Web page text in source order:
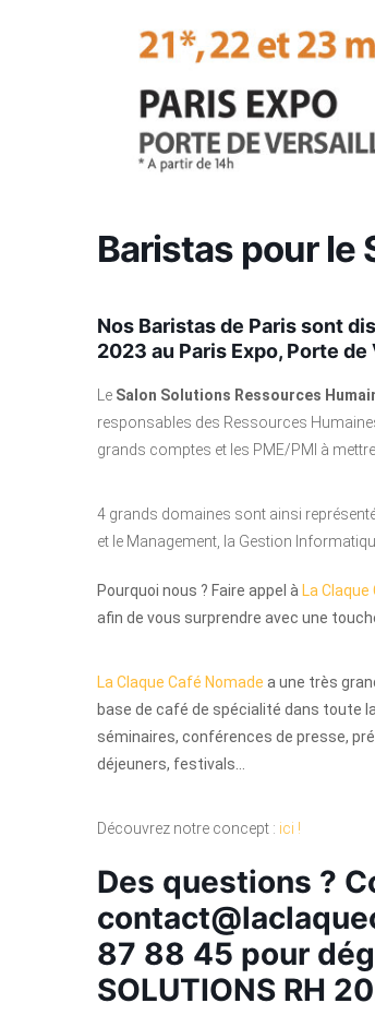
Baristas pour le
Nos Baristas de Paris sont
2023 au Paris Expo, Porte
Le Salon Solutions Ressources
responsables des Ressources
grands comptes et les PME/PMI à
4 grands domaines sont ainsi
et le Management, la Gestion
Pourquoi nous ? Faire appel à La
afin de vous surprendre avec une
La Claque Café Nomade a une très
base de café de spécialité dans toute
séminaires, conférences de presse,
déjeuners, festivals…
Découvrez notre concept : ici !
Des questions ?
87 88 45 pour
SOLUTIONS RH